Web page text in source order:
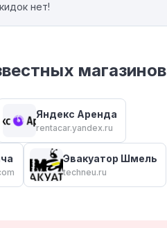
нет!
магазинов
Яндекс Аренда
rentacar.yandex.ru
Эвакуатор Шмель
techneu.ru